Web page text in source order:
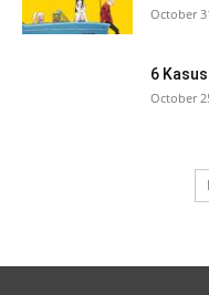
October
6
October